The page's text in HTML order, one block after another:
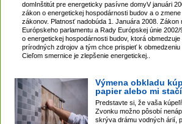
domInštitút pre energeticky pasívne domyV januári
zákon o energetickej hospodárnosti budov a o
zákonov. Platnosť nadobúda 1. Januára 2008. Zákon
Európskeho parlamentu a Rady Európskej únie
o energetickej hospodárnosti budov, ktorá
prírodných zdrojov a tým chce prispieť k obmedzeniu
Cieľom smernice je zlepšenie energetickej..
Výmena obkladu
papier alebo mi
Predstavte si, že vaša
Zvonku možno pôsobí
skrýva drámu vodných árií,